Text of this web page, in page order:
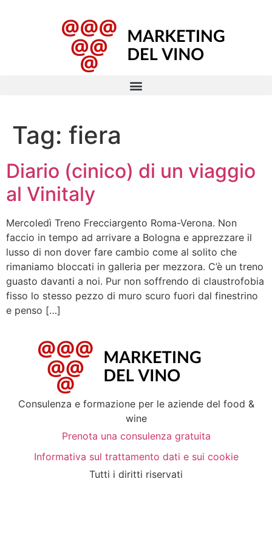
Tag: fiera
Diario (cinico) di un viaggio
al Vinitaly
Mercoledì Treno Frecciargento Roma-Verona. Non
faccio in tempo ad arrivare a Bologna e apprezzare il
lusso di non dover fare cambio come al solito che
rimaniamo bloccati in galleria per mezzora. C’è un treno
guasto davanti a noi. Pur non soffrendo di claustrofobia
fisso lo stesso pezzo di muro scuro fuori dal finestrino
e penso […]
Consulenza e formazione per le aziende del food &
wine
Prenota una consulenza gratuita
Informativa sul trattamento dati e sui cookie
Tutti i diritti riservati